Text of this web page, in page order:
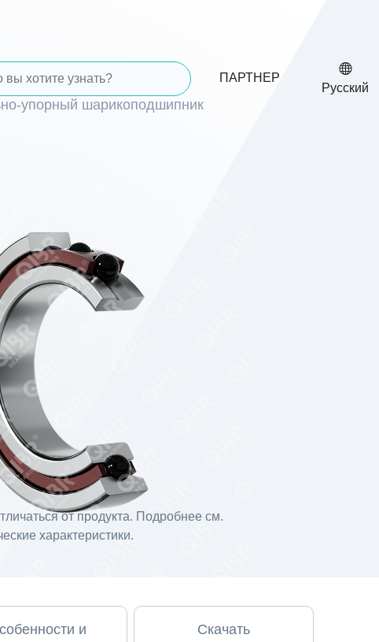
ПАРТНЕР
Русский
упорный шарикоподшипник
от продукта. Подробнее см.
характеристики.
и
Скачать